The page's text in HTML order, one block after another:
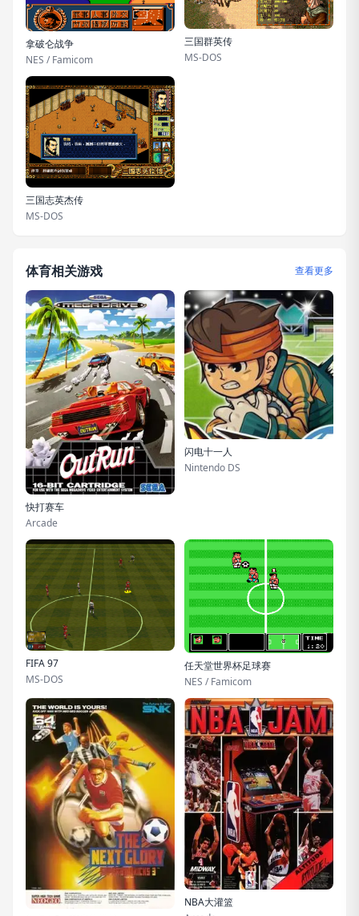
拿破仑战争
NES / Famicom
三国群英传
MS-DOS
三国志英杰传
MS-DOS
体育相关游戏 查看更多
快打赛车
Arcade
闪电十一人
Nintendo DS
FIFA 97
MS-DOS
任天堂世界杯足球赛
NES / Famicom
NBA大灌篮